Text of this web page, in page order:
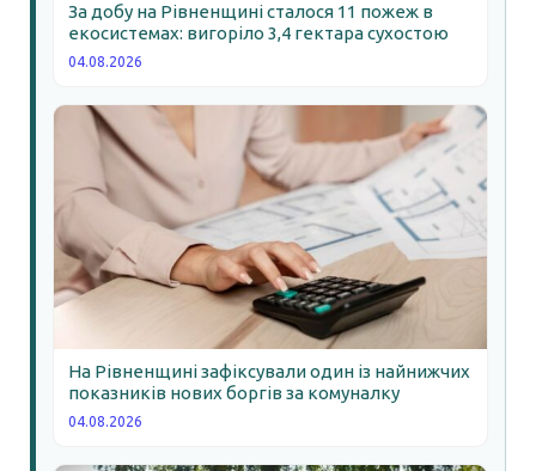
За добу на Рівненщині сталося 11 пожеж в
екосистемах: вигоріло 3,4 гектара сухостою
04.08.2026
На Рівненщині зафіксували один із найнижчих
показників нових боргів за комуналку
04.08.2026